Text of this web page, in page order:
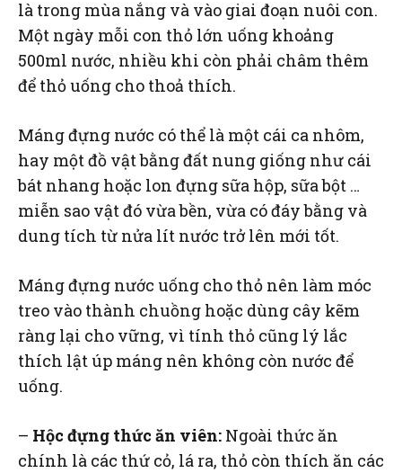
là trong mùa nắng và vào giai đoạn nuôi con.
Một ngày mỗi con thỏ lớn uống khoảng
500ml nước, nhiều khi còn phải châm thêm
để thỏ uống cho thoả thích.
Máng đựng nước có thể là một cái ca nhôm,
hay một đồ vật bằng đất nung giống như cái
bát nhang hoặc lon đựng sữa hộp, sữa bột …
miễn sao vật đó vừa bền, vừa có đáy bằng và
dung tích từ nửa lít nước trở lên mới tốt.
Máng đựng nước uống cho thỏ nên làm móc
treo vào thành chuồng hoặc dùng cây kẽm
ràng lại cho vững, vì tính thỏ cũng lý lắc
thích lật úp máng nên không còn nước để
uống.
– Hộc đựng thức ăn viên: Ngoài thức ăn
chính là các thứ cỏ, lá ra, thỏ còn thích ăn các